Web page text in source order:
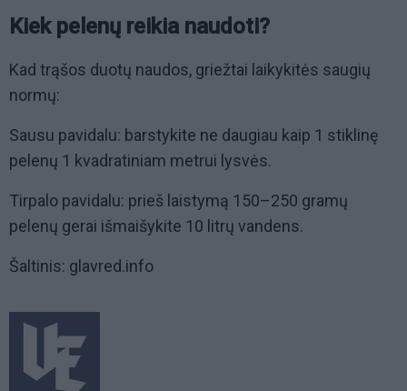
Kiek pelenų reikia naudoti?
Kad trąšos duotų naudos, griežtai laikykitės saugių
normų:
Sausu pavidalu: barstykite ne daugiau kaip 1 stiklinę
pelenų 1 kvadratiniam metrui lysvės.
Tirpalo pavidalu: prieš laistymą 150–250 gramų
pelenų gerai išmaišykite 10 litrų vandens.
Šaltinis: glavred.info